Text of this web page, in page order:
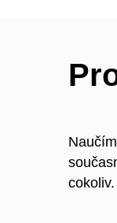
cokoliv.